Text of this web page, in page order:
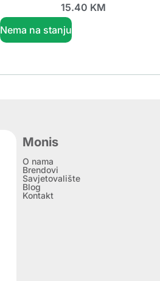
15.40 KM
Nema na stanju
Monis
O nama
Brendovi
Savjetovalište
Blog
Kontakt